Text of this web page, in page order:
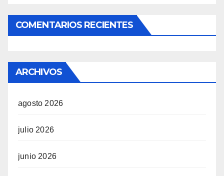
COMENTARIOS RECIENTES
ARCHIVOS
agosto 2026
julio 2026
junio 2026